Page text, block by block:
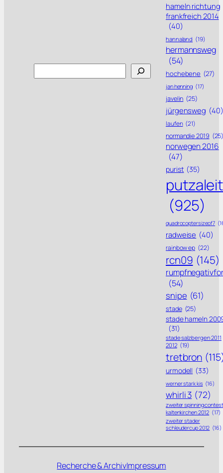
hameln richtung
frankfreich 2014
(40)
hannaland (19)
hermannsweg
(54)
hochebene (27)
jan henning (17)
javelin (25)
jürgensweg (40)
laufen (21)
normandie 2019
norwegen 2016
(47)
purist (35)
putzaleit
(925)
quadrocoptersizeof7
radweise (40)
rainbow ep (22)
rcn09 (145)
(54)
snipe (61)
stade (25)
stade hameln
(31)
stade salzbergen 2011
2012 (19)
tretbron
urmodell (33)
werner stark kis (16)
whirli 3 (72)
zweiter spinning contest
kaltenkirchen 2012 (17)
zweiter stader
schleudercup 2012 (16)
Recherche & ArchivImpressum